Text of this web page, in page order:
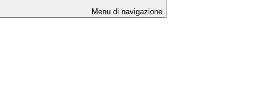
Menu di navigazione